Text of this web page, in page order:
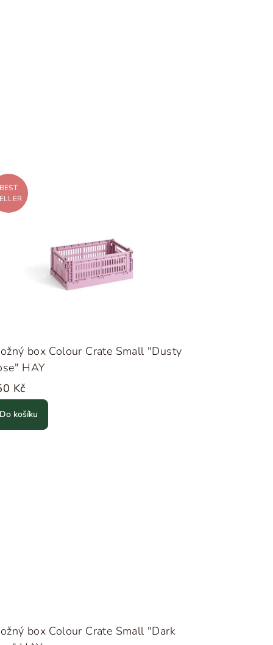
box Colour Crate Small "Dusty
HAY
Kč
košíku
box Colour Crate Small "Dark